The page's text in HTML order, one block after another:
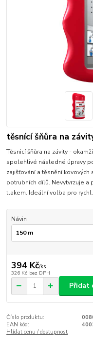
těsnící šňůra na
Těsnicí šňůra na závity -
spolehlivé následné úpravy
zajišťování a těsnění
potrubních dílů. Nevytvrzuje a
tlakem. Ideální volba pro
Návin
394 Kč/ks
326 Kč bez DPH
Přidat
Číslo produktu:
EAN kód:
Hlídat cenu / dostupnost